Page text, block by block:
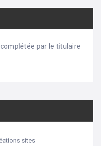
par le titulaire
sites